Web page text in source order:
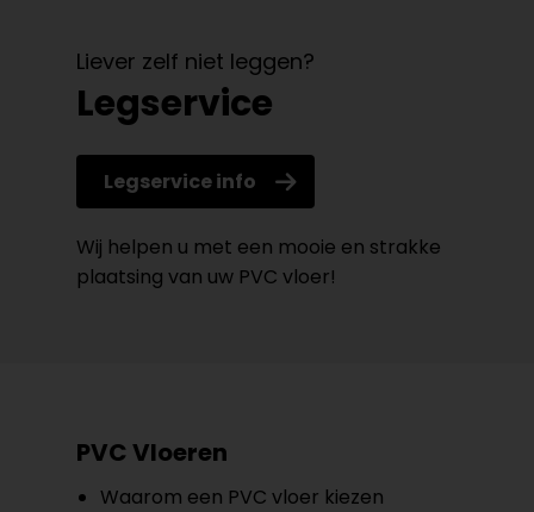
Liever zelf niet leggen?
Legservice
Legservice info
Wij helpen u met een mooie en strakke
plaatsing van uw PVC vloer!
PVC Vloeren
Waarom een PVC vloer kiezen